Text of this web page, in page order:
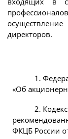
директоров.
1.
«Об
2.
ФКЦБ России